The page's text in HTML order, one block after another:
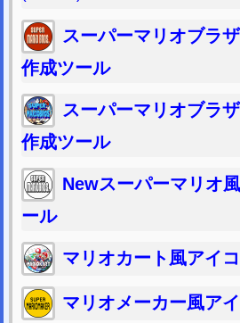
スーパーマリオブラ
作成ツール
スーパーマリオブラ
作成ツール
Newスーパーマリオ
ール
マリオカート風アイ
マリオメーカー風ア